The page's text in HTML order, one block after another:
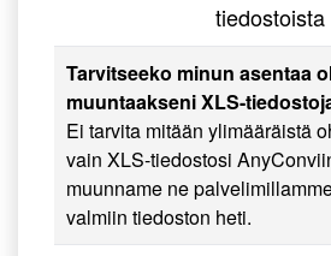
tiedostoista
Tarvitseeko minun asentaa
muuntaakseni XLS-
Ei tarvita mitään ylimääräistä
vain XLS-tiedostosi
muunname ne
valmiin tiedoston heti.